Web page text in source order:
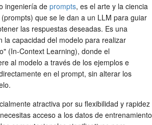
ingeniería de prompts, es el arte y la ciencia
que se le dan a un LLM para guiar
las respuestas deseadas. Es una
la capacidad del modelo para realizar
(In-Context Learning), donde el
al modelo a través de los ejemplos e
en el prompt, sin alterar los
atractiva por su flexibilidad y rapidez
acceso a los datos de entrenamiento